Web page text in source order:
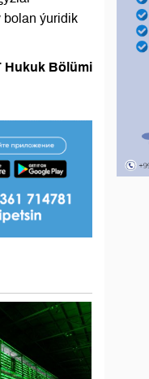
bolan ýuridik
Hukuk Bölümi